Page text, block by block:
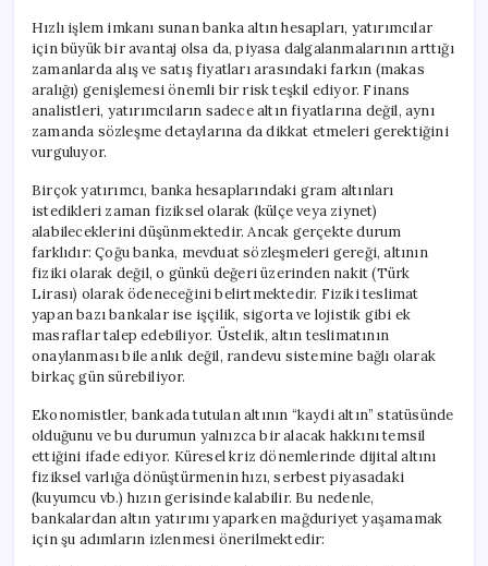
Hızlı işlem imkanı sunan banka altın hesapları, yatırımcılar
için büyük bir avantaj olsa da, piyasa dalgalanmalarının arttığı
zamanlarda alış ve satış fiyatları arasındaki farkın (makas
aralığı) genişlemesi önemli bir risk teşkil ediyor. Finans
analistleri, yatırımcıların sadece altın fiyatlarına değil, aynı
zamanda sözleşme detaylarına da dikkat etmeleri gerektiğini
vurguluyor.
Birçok yatırımcı, banka hesaplarındaki gram altınları
istedikleri zaman fiziksel olarak (külçe veya ziynet)
alabileceklerini düşünmektedir. Ancak gerçekte durum
farklıdır: Çoğu banka, mevduat sözleşmeleri gereği, altının
fiziki olarak değil, o günkü değeri üzerinden nakit (Türk
Lirası) olarak ödeneceğini belirtmektedir. Fiziki teslimat
yapan bazı bankalar ise işçilik, sigorta ve lojistik gibi ek
masraflar talep edebiliyor. Üstelik, altın teslimatının
onaylanması bile anlık değil, randevu sistemine bağlı olarak
birkaç gün sürebiliyor.
Ekonomistler, bankada tutulan altının “kaydi altın” statüsünde
olduğunu ve bu durumun yalnızca bir alacak hakkını temsil
ettiğini ifade ediyor. Küresel kriz dönemlerinde dijital altını
fiziksel varlığa dönüştürmenin hızı, serbest piyasadaki
(kuyumcu vb.) hızın gerisinde kalabilir. Bu nedenle,
bankalardan altın yatırımı yaparken mağduriyet yaşamamak
için şu adımların izlenmesi önerilmektedir: